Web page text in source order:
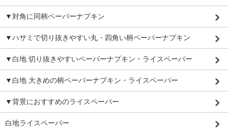
▼対角に同柄ペーパーナプキン
▼ハサミで切り抜きやすい丸・四角い柄ペーパーナプキン
▼白地 切り抜きやすいペーパーナプキン・ライスペーパー
▼白地 大きめの柄ペーパーナプキン・ライスペーパー
▼背景におすすめのライスペーパー
白地ライスペーパー